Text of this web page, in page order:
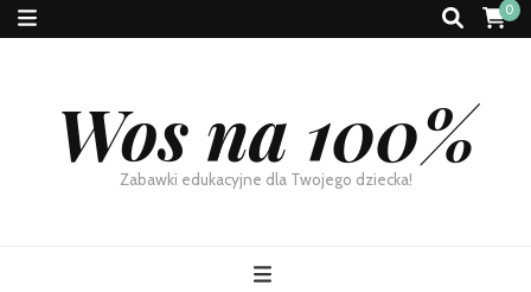
0
Wos na 100%
Zabawki edukacyjne dla Twojego dziecka!